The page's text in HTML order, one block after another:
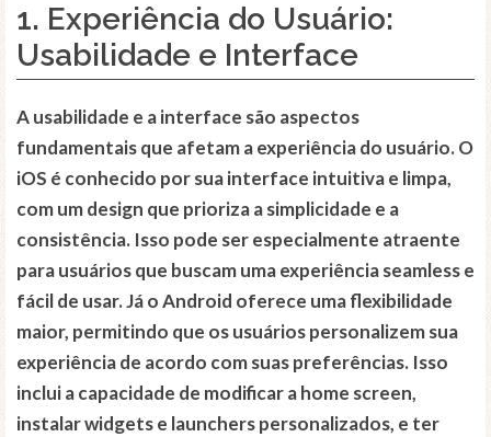
1. Experiência do Usuário:
Usabilidade e Interface
A usabilidade e a interface são aspectos
fundamentais que afetam a experiência do usuário. O
iOS é conhecido por sua interface intuitiva e limpa,
com um design que prioriza a simplicidade e a
consistência. Isso pode ser especialmente atraente
para usuários que buscam uma experiência seamless e
fácil de usar. Já o Android oferece uma flexibilidade
maior, permitindo que os usuários personalizem sua
experiência de acordo com suas preferências. Isso
inclui a capacidade de modificar a home screen,
instalar widgets e launchers personalizados, e ter